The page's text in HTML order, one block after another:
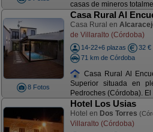
casas de mineros
8 Fotos
Casa Rural Al
Casa Rural en
de Villaralto (Córdoba)
14-22+6 plazas
32 €
71 km de Córdoba
Casa Rural Al
Superior situada en
Pedroches (Córdoba).
Hotel Los Usias
Hotel en Dos Torres
Villaralto (Córdoba)